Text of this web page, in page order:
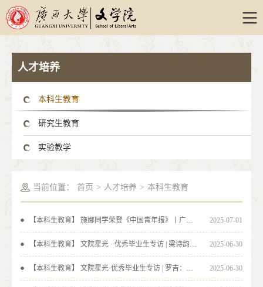
人才培养
本科生教育
研究生教育
实验教学
当前位置： 首页 > 人才培养 > 本科生教育
【本科生教育】 施娜同学荣登《中国青年报》丨广西“00后话百年” 让红色宣讲“潮”起来 2025-07-01
【本科生教育】 文院星光 · 优秀毕业生专访 | 梁诗韵：欲穷千里目，更上一层楼 2025-06-30
【本科生教育】 文院星光·优秀毕业生专访 | 罗吉：探知逐梦，从容向远 2025-06-30